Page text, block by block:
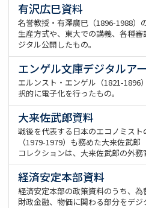
有沢広巳資料
名誉教授・有澤廣巳（1896-1988）
生産方式や、東大での講義、各種
ジタル公開したもの。
エンゲル文庫デジタルア
エルンスト・エンゲル（1821-1896
択的に電子化を行ったもの。
大来佐武郎資料
戦後を代表する日本のエコノミス
（1979-1979）も務めた大来佐武
コレクションは、大来佐武郎の外務
経済安定本部資料
経済安定本部の政策資料のうち、為
財政金融、物価に関わる部分をデジ